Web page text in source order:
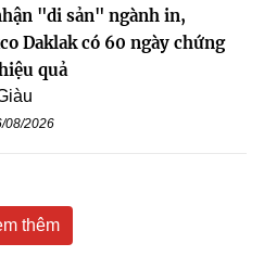
"di sản" ngành in,
Daklak có 60 ngày chứng
quả
08/2026
thêm